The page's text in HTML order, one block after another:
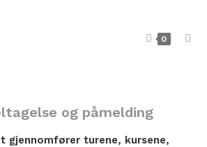
0
og påmelding
gjennomfører turene, kursene,